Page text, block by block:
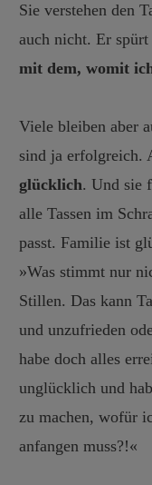
Sie verstehen den
auch nicht. Er spürt
mit dem, womit
Viele bleiben aber
sind ja erfolgreich.
glücklich. Und sie
alle Tassen im
passt. Familie ist
»Was stimmt nur
Stillen. Das kann
und unzufrieden
habe doch alles
unglücklich und
zu machen, wofür
anfangen muss?!«